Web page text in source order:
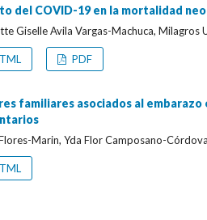
del COVID-19 en la mortalidad
Giselle Avila Vargas-Machuca,
PDF
familiares asociados al
Marin, Yda Flor Camposano-Córdova